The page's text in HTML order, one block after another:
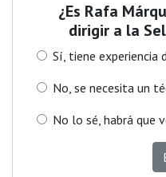
¿Es Rafa
dirigir a la
Sí, tiene experiencia
No, se necesita un
No lo sé, habrá que